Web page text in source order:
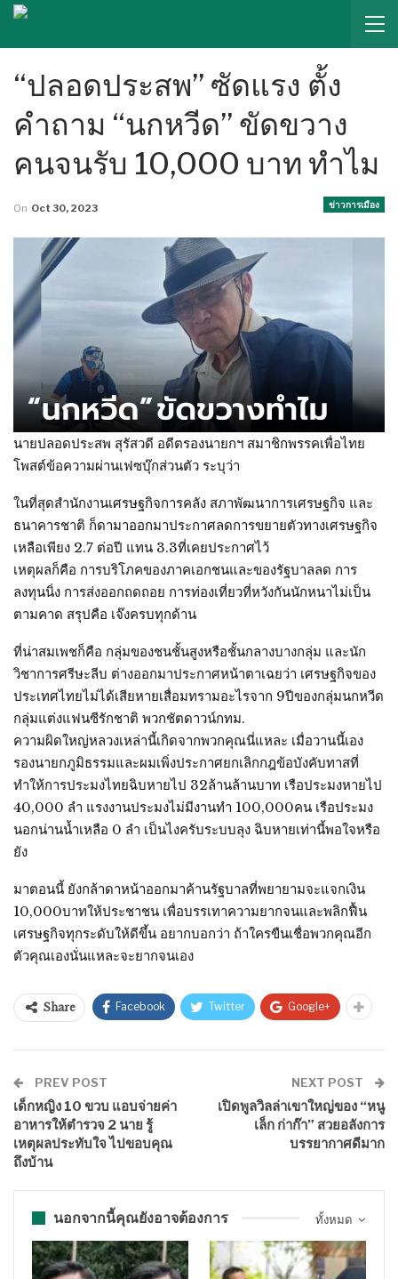
“ปลอดประสพ” ซัดแรง ตั้ง
คำถาม “นกหวีด” ขัดขวาง
คนจนรับ 10,000 บาท ทำไม
ข่าวการเมือง
On Oct 30, 2023
นายปลอดประสพ สุรัสวดี อดีตรองนายกฯ สมาชิกพรรคเพื่อไทย
โพสต์ข้อความผ่านเฟซบุ๊กส่วนตัว ระบุว่า
ในที่สุดสำนักงานเศรษฐกิจการคลัง สภาพัฒนาการเศรษฐกิจ และ
ธนาคารชาติ ก็ดามาออกมาประกาศลดการขยายตัวทางเศรษฐกิจ
เหลือเพียง 2.7 ต่อปี แทน 3.3ที่เคยประกาศไว้
เหตุผลก็คือ การบริโภคของภาคเอกชนและของรัฐบาลลด การ
ลงทุนนิ่ง การส่งออกถดถอย การท่องเที่ยวที่หวังกันนักหนาไม่เป็น
ตามคาด สรุปคือ เจ๊งครบทุกด้าน
ที่น่าสมเพชก็คือ กลุ่มของชนชั้นสูงหรือชั้นกลางบางกลุ่ม และนัก
วิชาการศรีษะลีบ ต่างออกมาประกาศหน้าตาเฉยว่า เศรษฐกิจของ
ประเทศไทยไม่ได้เสียหายเสื่อมทรามอะไรจาก 9ปีของกลุ่มนกหวีด
กลุ่มแต่งแฟนซีรักชาติ พวกชัตดาวน์กทม.
ความผิดใหญ่หลวงเหล่านี้เกิดจากพวกคุณนี่แหละ เมื่อวานนี้เอง
รองนายกภูมิธรรมและผมเพิ่งประกาศยกเลิกกฎข้อบังคับทาสที่
ทำให้การประมงไทยฉิบหายไป 32ล้านล้านบาท เรือประมงหายไป
40,000 ลำ แรงงานประมงไม่มีงานทำ 100,000คน เรือประมง
นอกน่านน้ำเหลือ 0 ลำ เป็นไงครับระบบลุง ฉิบหายเท่านี้พอใจหรือ
ยัง
มาตอนนี้ ยังกล้าดาหน้าออกมาค้านรัฐบาลที่พยายามจะแจกเงิน
10,000บาทให้ประชาชน เพื่อบรรเทาความยากจนและพลิกฟื้น
เศรษฐกิจทุกระดับให้ดีขึ้น อยากบอกว่า ถ้าใครขืนเชื่อพวกคุณอีก
ตัวคุณเองนั่นแหละจะยากจนเอง
Share Facebook Twitter Google+
PREV POST
เด็กหญิง 10 ขวบ แอบจ่ายค่า
อาหารให้ตำรวจ 2 นาย รู้
เหตุผลประทับใจ ไปขอบคุณ
ถึงบ้าน
NEXT POST
เปิดพูลวิลล่าเขาใหญ่ของ “หนู
เล็ก ก่าก๊า” สวยอลังการ
บรรยากาศดีมาก
ทั้งหมด
นอกจากนี้คุณยังอาจต้องการ